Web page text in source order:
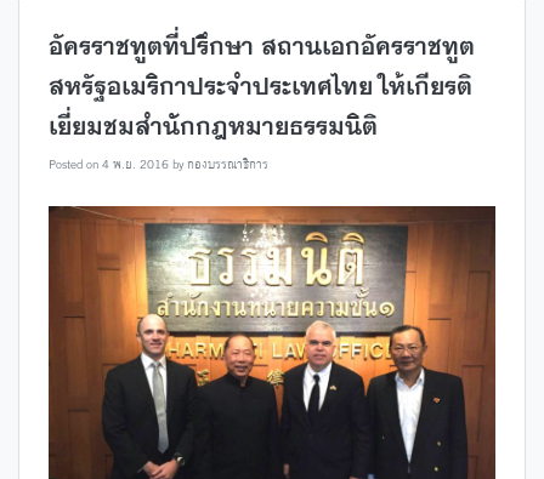
อัครราชทูตที่ปรึกษา สถานเอกอัครราชทูต
สหรัฐอเมริกาประจำประเทศไทย ให้เกียรติ
เยี่ยมชมสำนักกฎหมายธรรมนิติ
Posted on4 พ.ย. 2016byกองบรรณาธิการ